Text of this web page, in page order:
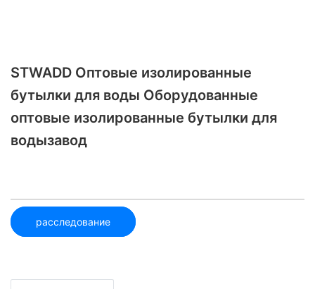
STWADD Оптовые изолированные
бутылки для воды Оборудованные
оптовые изолированные бутылки для
водызавод
расследование